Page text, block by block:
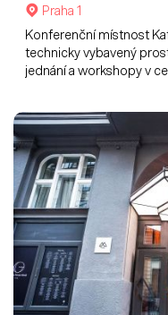
Praha 1
Konferenční místnost
technicky vybavený
jednání a workshopy v